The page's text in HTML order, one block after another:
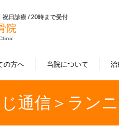
祝日診療 / 20時まで受付
院
の方へ 当院について 治
通信＞ラン